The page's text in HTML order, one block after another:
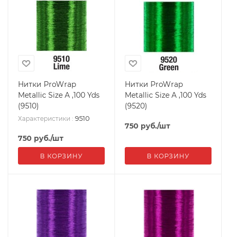
Нитки ProWrap
Metallic Size A ,100 Yds
(9510)
Характеристики : 9510
750 руб./шт
В КОРЗИНУ
Нитки ProWrap
Metallic Size A ,100 Yds
(9520)
750 руб./шт
В КОРЗИНУ